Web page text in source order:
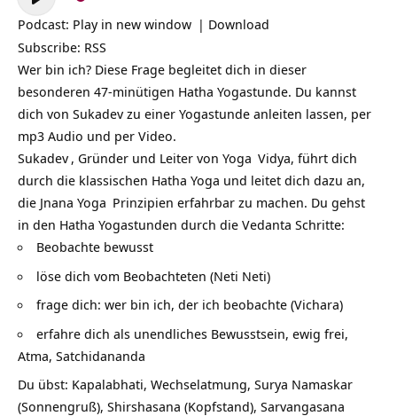
Player
Podcast: Play in new window | Download
Subscribe: RSS
Wer bin ich? Diese Frage begleitet dich in dieser
besonderen 47-minütigen Hatha Yogastunde. Du kannst
dich von Sukadev zu einer Yogastunde anleiten lassen, per
mp3 Audio und per Video.
Sukadev , Gründer und Leiter von Yoga Vidya, führt dich
durch die klassischen Hatha Yoga und leitet dich dazu an,
die Jnana Yoga Prinzipien erfahrbar zu machen. Du gehst
in den Hatha Yogastunden durch die Vedanta Schritte:
Beobachte bewusst
löse dich vom Beobachteten (Neti Neti)
frage dich: wer bin ich, der ich beobachte (Vichara)
erfahre dich als unendliches Bewusstsein, ewig frei,
Atma, Satchidananda
Du übst: Kapalabhati, Wechselatmung, Surya Namaskar
(Sonnengruß), Shirshasana (Kopfstand), Sarvangasana